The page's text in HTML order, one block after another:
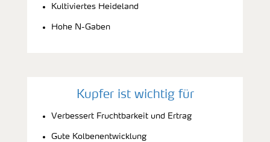
Kultiviertes Heideland
Hohe N-Gaben
Kupfer ist wichtig für
Verbessert Fruchtbarkeit und Ertrag
Gute Kolbenentwicklung